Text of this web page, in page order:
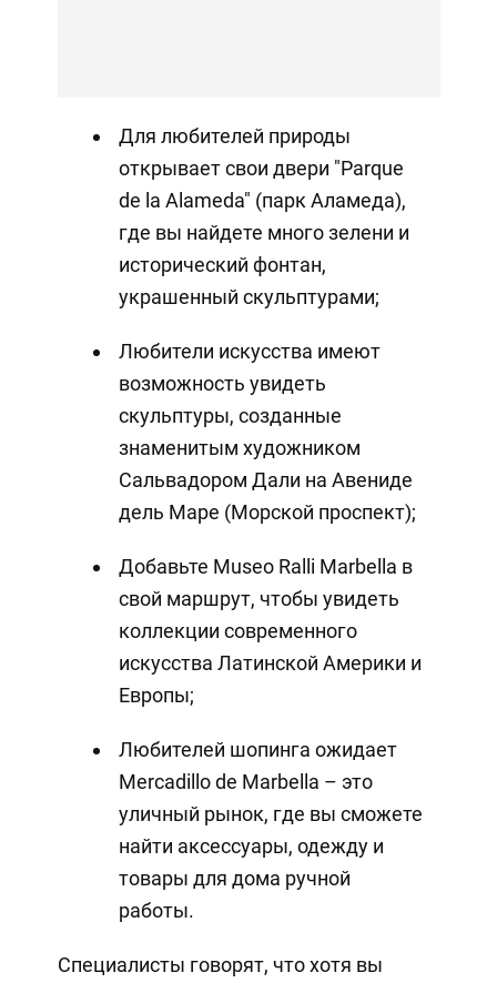
Для любителей природы
открывает свои двери "Parque
de la Alameda" (парк Аламеда),
где вы найдете много зелени и
исторический фонтан,
украшенный скульптурами;
Любители искусства имеют
возможность увидеть
скульптуры, созданные
знаменитым художником
Сальвадором Дали на Авениде
дель Маре (Морской проспект);
Добавьте Museo Ralli Marbella в
свой маршрут, чтобы увидеть
коллекции современного
искусства Латинской Америки и
Европы;
Любителей шопинга ожидает
Mercadillo de Marbella – это
уличный рынок, где вы сможете
найти аксессуары, одежду и
товары для дома ручной
работы.
Специалисты говорят, что хотя вы